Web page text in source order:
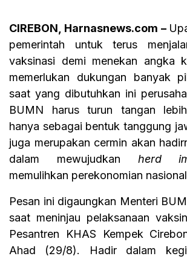
CIREBON, Harnasnews.com –
pemerintah untuk terus
vaksinasi demi menekan angka
memerlukan dukungan banyak
saat yang dibutuhkan ini
BUMN harus turun tangan
hanya sebagai bentuk tanggung
juga merupakan cermin akan
dalam mewujudkan herd
memulihkan perekonomian
Pesan ini digaungkan Menteri
saat meninjau pelaksanaan
Pesantren KHAS Kempek
Ahad (29/8). Hadir dalam